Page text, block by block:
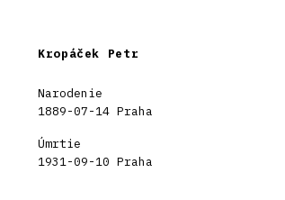
Kropáček Petr
Narodenie
1889-07-14 Praha
Úmrtie
1931-09-10 Praha